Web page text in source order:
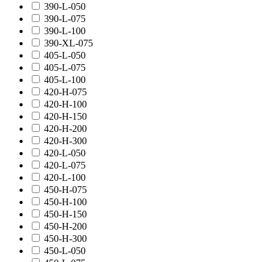
390-L-050
390-L-075
390-L-100
390-XL-075
405-L-050
405-L-075
405-L-100
420-H-075
420-H-100
420-H-150
420-H-200
420-H-300
420-L-050
420-L-075
420-L-100
450-H-075
450-H-100
450-H-150
450-H-200
450-H-300
450-L-050